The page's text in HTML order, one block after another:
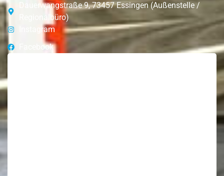
Dauerwangstraße 9, 73457 Essingen (Außenstelle /
Regionalbüro)
Instagram
Facebook